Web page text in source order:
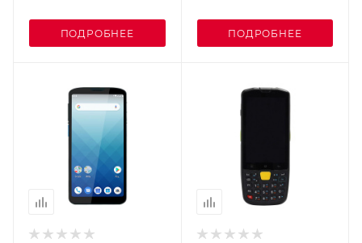
ПОДРОБНЕЕ ПОДРОБНЕЕ